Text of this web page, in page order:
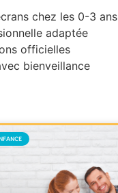
chez les 0-3 ans
adaptée
officielles
bienveillance